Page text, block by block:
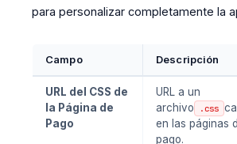
para personalizar completamente la
Campo Descripción
URL del CSS de
la Página de
Pago
URL a un
archivo
.css
en las páginas
pago.